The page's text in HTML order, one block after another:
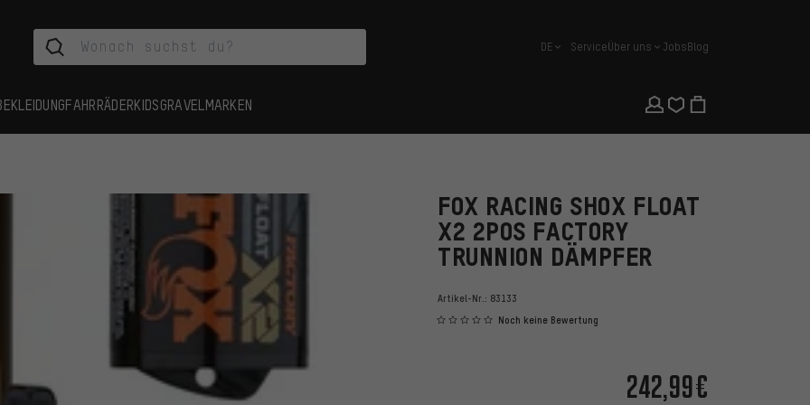
Deutsch
DE ServiceÜber uns JobsBlog
FAHRRÄDERKIDSGRAVEL MARKEN
FOX RACING SHOX FLOAT
X2 2POS FACTORY
TRUNNION DÄMPFER
Artikel-Nr.: 83133
Noch keine Bewertung
242,99€